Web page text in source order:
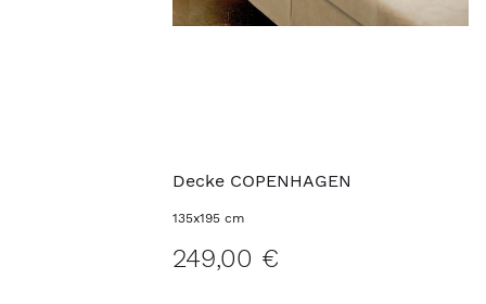
Decke COPENHAGEN
135x195 cm
249,00 €